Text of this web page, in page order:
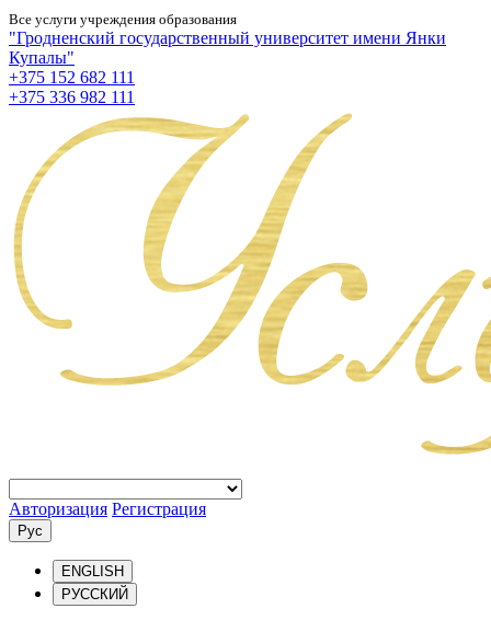
Все услуги учреждения образования
"Гродненский государственный университет имени Янки
Купалы"
+375 152 682 111
+375 336 982 111
Авторизация Регистрация
Рус
ENGLISH
РУССКИЙ